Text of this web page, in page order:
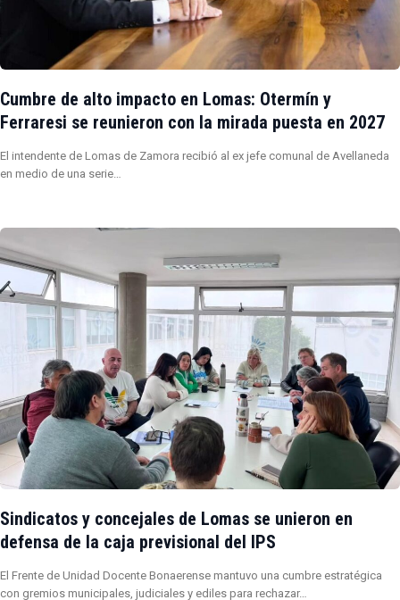
Cumbre de alto impacto en Lomas: Otermín y
Ferraresi se reunieron con la mirada puesta en 2027
El intendente de Lomas de Zamora recibió al ex jefe comunal de Avellaneda
en medio de una serie…
Sindicatos y concejales de Lomas se unieron en
defensa de la caja previsional del IPS
El Frente de Unidad Docente Bonaerense mantuvo una cumbre estratégica
con gremios municipales, judiciales y ediles para rechazar…